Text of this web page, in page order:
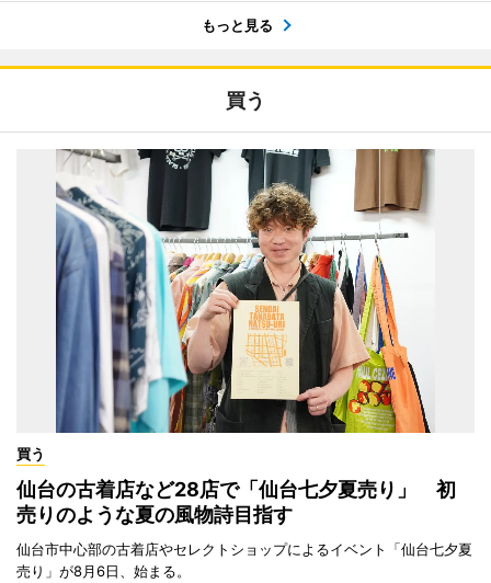
もっと見る
買う
買う
仙台の古着店など28店で「仙台七夕夏売り」 初
売りのような夏の風物詩目指す
仙台市中心部の古着店やセレクトショップによるイベント「仙台七夕夏
売り」が8月6日、始まる。